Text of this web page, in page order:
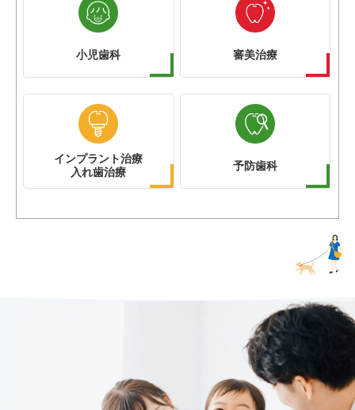
小児歯科 審美治療
インプラント治療
入れ歯治療
予防歯科